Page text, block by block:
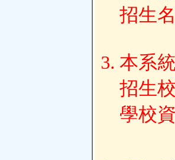
招生
本系
招生
學校